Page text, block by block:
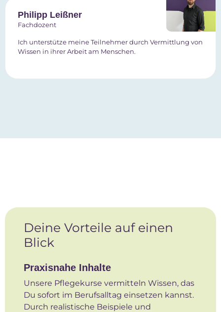
Philipp Leißner
Fachdozent
Ich unterstütze meine Teilnehmer durch Vermittlung von
Wissen in ihrer Arbeit am Menschen.
Deine Vorteile auf einen
Blick
Praxisnahe Inhalte
Unsere Pflegekurse vermitteln Wissen, das
Du sofort im Berufsalltag einsetzen kannst.
Durch realistische Beispiele und